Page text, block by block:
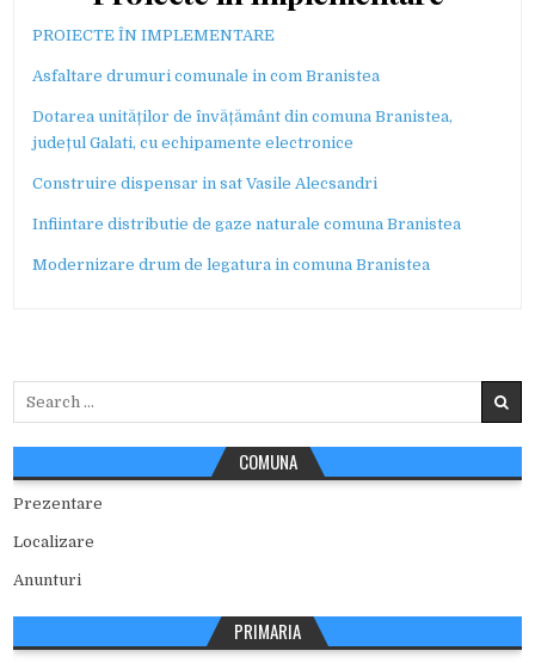
PROIECTE ÎN IMPLEMENTARE
Asfaltare drumuri comunale in com Branistea
Dotarea unităților de învățământ din comuna Branistea,
județul Galati, cu echipamente electronice
Construire dispensar in sat Vasile Alecsandri
Infiintare distributie de gaze naturale comuna Branistea
Modernizare drum de legatura in comuna Branistea
COMUNA
Prezentare
Localizare
Anunturi
PRIMARIA